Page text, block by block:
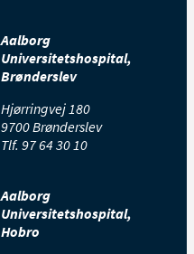
Aalborg
Universitetshospital,
Brønderslev
Hjørringvej 180
9700 Brønderslev
Tlf. 97 64 30 10
Aalborg
Universitetshospital,
Hobro